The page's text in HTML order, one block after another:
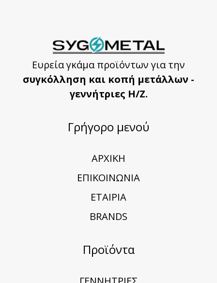
Ευρεία γκάμα προϊόντων για την
συγκόλληση και κοπή μετάλλων -
γεννήτριες Η/Ζ.
Γρήγορο μενού
ΑΡΧΙΚΗ
ΕΠΙΚΟΙΝΩΝΙΑ
ΕΤΑΙΡΙΑ
BRANDS
Προϊόντα